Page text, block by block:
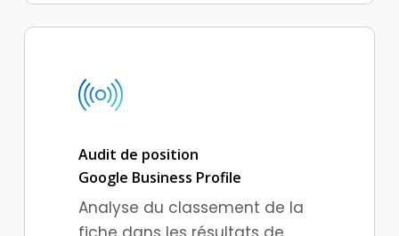
Audit de position
Google Business Profile
Analyse du classement de la